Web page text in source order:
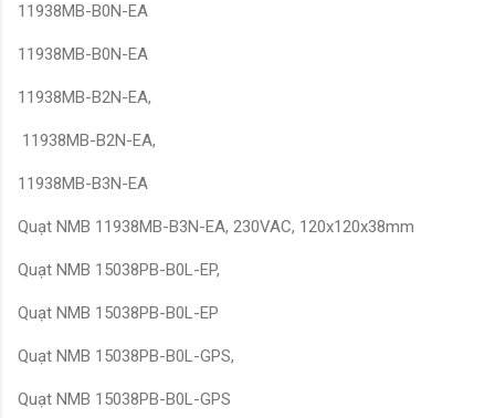
11938MB-B0N-EA
11938MB-B0N-EA
11938MB-B2N-EA,
11938MB-B2N-EA,
11938MB-B3N-EA
Quạt NMB 11938MB-B3N-EA, 230VAC, 120x120x38mm
Quạt NMB 15038PB-B0L-EP,
Quạt NMB 15038PB-B0L-EP
Quạt NMB 15038PB-B0L-GPS,
Quạt NMB 15038PB-B0L-GPS